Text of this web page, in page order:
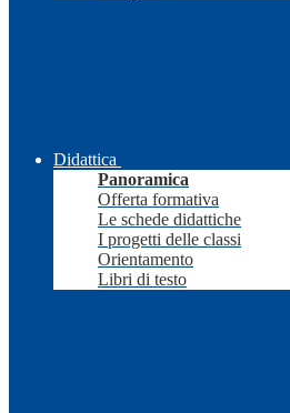
Didattica
Panoramica
Offerta formativa
Le schede didattiche
I progetti delle classi
Orientamento
Libri di testo